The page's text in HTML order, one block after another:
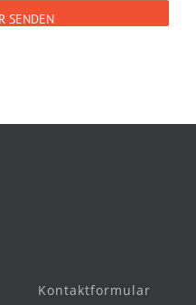
Kontaktformular